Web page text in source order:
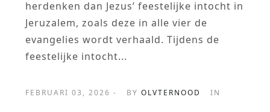
herdenken dan Jezus’ feestelijke intocht in
Jeruzalem, zoals deze in alle vier de
evangelies wordt verhaald. Tijdens de
feestelijke intocht...
FEBRUARI 03, 2026 - BYOLVTERNOOD IN